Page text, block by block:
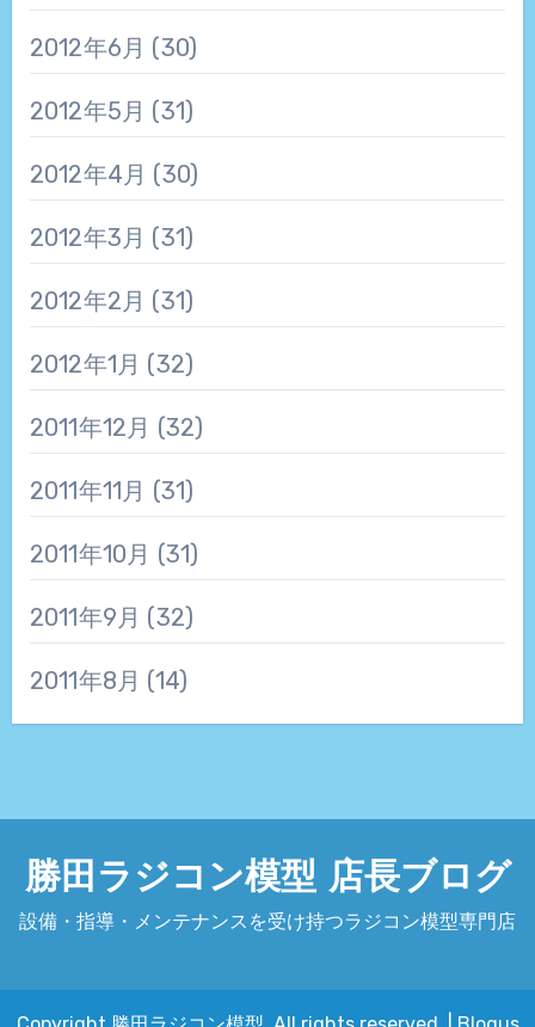
2012年6月 (30)
2012年5月 (31)
2012年4月 (30)
2012年3月 (31)
2012年2月 (31)
2012年1月 (32)
2011年12月 (32)
2011年11月 (31)
2011年10月 (31)
2011年9月 (32)
2011年8月 (14)
勝田ラジコン模型 店長ブログ
設備・指導・メンテナンスを受け持つラジコン模型専門店